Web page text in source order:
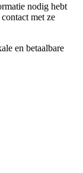
nodig hebt
met ze
en betaalbare